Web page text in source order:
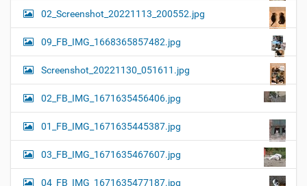
02_Screenshot_20221113_200552.jpg
09_FB_IMG_1668365857482.jpg
Screenshot_20221130_051611.jpg
02_FB_IMG_1671635456406.jpg
01_FB_IMG_1671635445387.jpg
03_FB_IMG_1671635467607.jpg
04_FB_IMG_1671635477187.jpg